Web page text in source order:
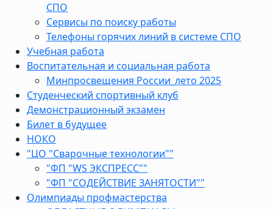
СПО
Сервисы по поиску работы
Телефоны горячих линий в системе СПО
Учебная работа
Воспитательная и социальная работа
Минпросвещения России_лето 2025
Студенческий спортивный клуб
Демонстрационный экзамен
Билет в будущее
НОКО
"ЦО "Сварочные технологии""
"ФП "WS ЭКСПРЕСС""
"ФП "СОДЕЙСТВИЕ ЗАНЯТОСТИ""
Олимпиады профмастерства